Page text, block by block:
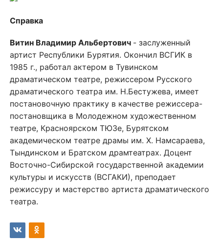
Справка
Витин Владимир Альбертович - заслуженный
артист Республики Бурятия. Окончил ВСГИК в
1985 г., работал актером в Тувинском
драматическом театре, режиссером Русского
драматического театра им. Н.Бестужева, имеет
постановочную практику в качестве режиссера-
постановщика в Молодежном художественном
театре, Красноярском ТЮЗе, Бурятском
академическом театре драмы им. Х. Намсараева,
Тындинском и Братском драмтеатрах. Доцент
Восточно-Сибирской государственной академии
культуры и искусств (ВСГАКИ), преподает
режиссуру и мастерство артиста драматического
театра.